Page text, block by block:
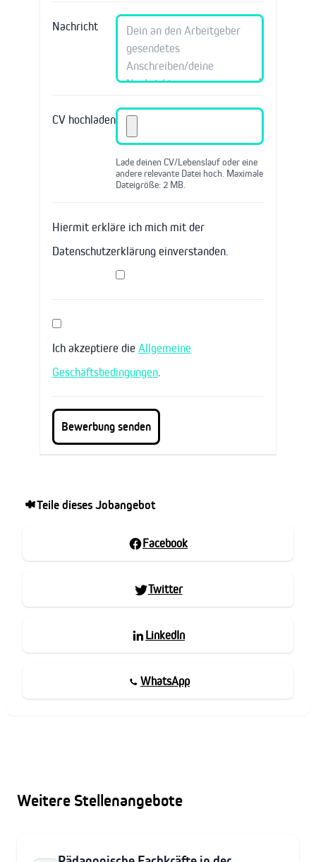
Nachricht
CV hochladen
Lade deinen CV/Lebenslauf oder eine
andere relevante Datei hoch. Maximale
Dateigröße: 2 MB.
Hiermit erkläre ich mich mit der
Datenschutzerklärung einverstanden.
Ich akzeptiere die Allgemeine
Geschäftsbedingungen.
Teile dieses Jobangebot
Facebook
Twitter
LinkedIn
WhatsApp
Weitere Stellenangebote